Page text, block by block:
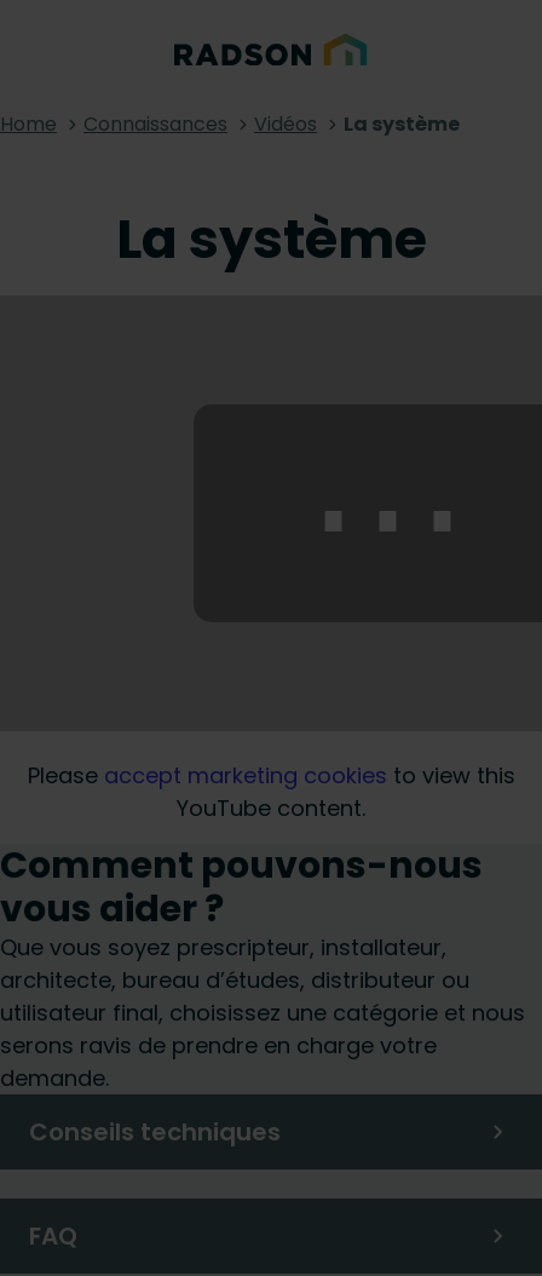
Home Connaissances Vidéos La système
La système
⋯
Please accept marketing cookies to view this
YouTube content.
Comment pouvons-nous
vous aider ?
Que vous soyez prescripteur, installateur,
architecte, bureau d’études, distributeur ou
utilisateur final, choisissez une catégorie et nous
serons ravis de prendre en charge votre
demande.
Conseils techniques
FAQ